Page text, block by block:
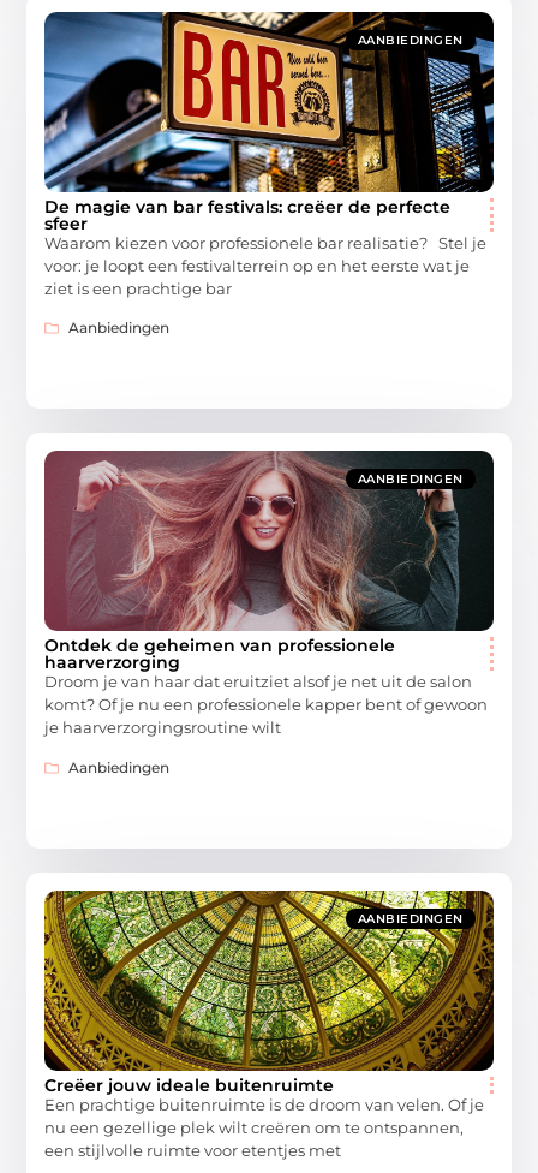
AANBIEDINGEN
De magie van bar festivals: creëer de perfecte
sfeer
Waarom kiezen voor professionele bar realisatie? Stel je
voor: je loopt een festivalterrein op en het eerste wat je
ziet is een prachtige bar
Aanbiedingen
AANBIEDINGEN
Ontdek de geheimen van professionele
haarverzorging
Droom je van haar dat eruitziet alsof je net uit de salon
komt? Of je nu een professionele kapper bent of gewoon
je haarverzorgingsroutine wilt
Aanbiedingen
AANBIEDINGEN
Creëer jouw ideale buitenruimte
Een prachtige buitenruimte is de droom van velen. Of je
nu een gezellige plek wilt creëren om te ontspannen,
een stijlvolle ruimte voor etentjes met